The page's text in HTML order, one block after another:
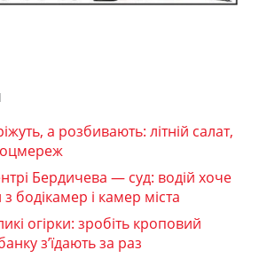
а розбивають: літній салат,
Бердичева — суд: водій хоче
бодікамер і камер міста
огірки: зробіть кроповий
з’їдають за раз